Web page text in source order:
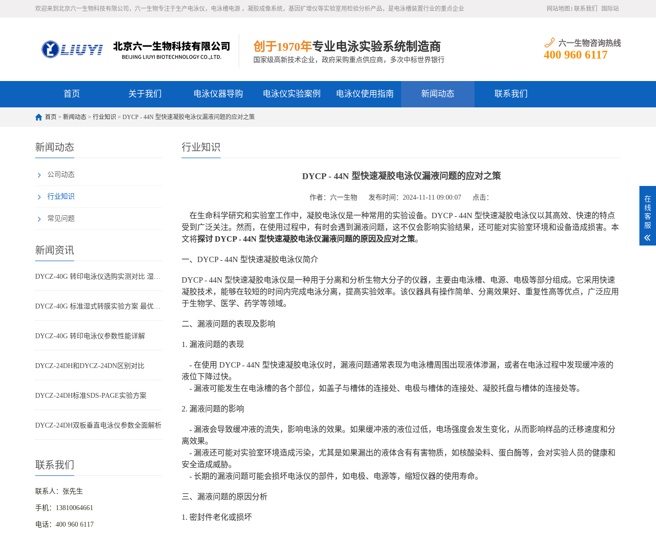
欢迎来到北京六一生物科技有限公司，六一生物专注于生产电泳仪，电泳槽电源 ，凝胶成像系统，基因扩增仪等实验室用检验分析产品，是电泳槽装置行业的重点企业 网站地图 联系我们 国际站
创于1970年专业电泳实验系统制造商
国家级高新技术企业，政府采购重点供应商，多次中标世界银行
六一生物咨询热线
400 960 6117
首页 关于我们 电泳仪器导购 电泳仪实验案例 电泳仪使用指南 新闻动态 联系我们
首页 > 新闻动态 > 行业知识 > DYCP - 44N 型快速凝胶电泳仪漏液问题的应对之策
新闻动态
公司动态
行业知识
常见问题
新闻资讯
DYCZ-40G 转印电泳仪选购实测对比 湿转设备怎么选不踩坑
DYCZ-40G 标准湿式转膜实验方案 最优参数搭配
DYCZ-40G 转印电泳仪参数性能详解
DYCZ-24DH和DYCZ-24DN区别对比
DYCZ-24DH标准SDS-PAGE实验方案
DYCZ-24DH双板垂直电泳仪参数全面解析
联系我们
联系人：张先生
手机：13810064661
电话：400 960 6117
行业知识
DYCP - 44N 型快速凝胶电泳仪漏液问题的应对之策
作者：六一生物 发布时间：2024-11-11 09:00:07 点击：
在生命科学研究和实验室工作中，凝胶电泳仪是一种常用的实验设备。DYCP - 44N 型快速凝胶电泳仪以其高效、快速的特点
受到广泛关注。然而，在使用过程中，有时会遇到漏液问题，这不仅会影响实验结果，还可能对实验室环境和设备造成损害。本
文将探讨 DYCP - 44N 型快速凝胶电泳仪漏液问题的原因及应对之策。
一、DYCP - 44N 型快速凝胶电泳仪简介
DYCP - 44N 型快速凝胶电泳仪是一种用于分离和分析生物大分子的仪器，主要由电泳槽、电源、电极等部分组成。它采用快速
凝胶技术，能够在较短的时间内完成电泳分离，提高实验效率。该仪器具有操作简单、分离效果好、重复性高等优点，广泛应用
于生物学、医学、药学等领域。
二、漏液问题的表现及影响
1. 漏液问题的表现
- 在使用 DYCP - 44N 型快速凝胶电泳仪时，漏液问题通常表现为电泳槽周围出现液体渗漏，或者在电泳过程中发现缓冲液的
液位下降过快。
- 漏液可能发生在电泳槽的各个部位，如盖子与槽体的连接处、电极与槽体的连接处、凝胶托盘与槽体的连接处等。
2. 漏液问题的影响
- 漏液会导致缓冲液的流失，影响电泳的效果。如果缓冲液的液位过低，电场强度会发生变化，从而影响样品的迁移速度和分
离效果。
- 漏液还可能对实验室环境造成污染，尤其是如果漏出的液体含有有害物质，如核酸染料、蛋白酶等，会对实验人员的健康和
安全造成威胁。
- 长期的漏液问题可能会损坏电泳仪的部件，如电极、电源等，缩短仪器的使用寿命。
三、漏液问题的原因分析
1. 密封件老化或损坏
在
线
客
服